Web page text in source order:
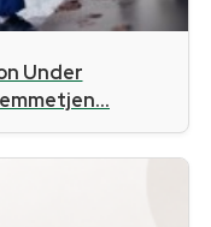
Under